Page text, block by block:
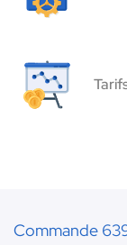
Commande